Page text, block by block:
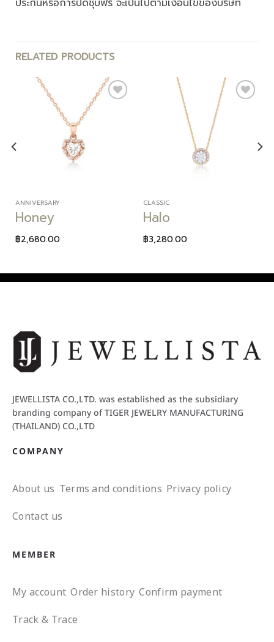
RELATED PRODUCTS
ANNIVERSARY
Honey
฿2,680.00
CLASSIC
Halo
฿3,280.00
JEWELLISTA CO.,LTD. was established as the subsidiary
branding company of TIGER JEWELRY MANUFACTURING
(THAILAND) CO.,LTD
COMPANY
About us Terms and conditions Privacy policy
Contact us
MEMBER
My account Order history Confirm payment
Track & Trace